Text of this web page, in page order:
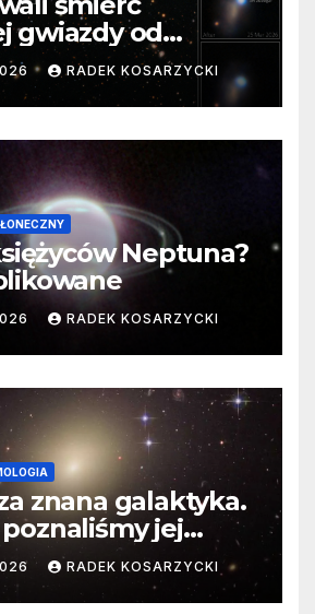
gwiazdy od
Niezwykle
RADEK KOSARZYCKI
Neptuna?
RADEK KOSARZYCKI
znana galaktyka.
jej
wymiaryRADEK KOSARZYCKI